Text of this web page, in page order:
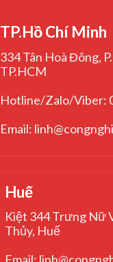
TP.Hồ Chí Minh
334 Tân Hoà Đông,
TP.HCM
Hotline/Zalo/Viber:
Email:
Huế
Kiệt 344 Trưng Nữ
Thủy, Huế